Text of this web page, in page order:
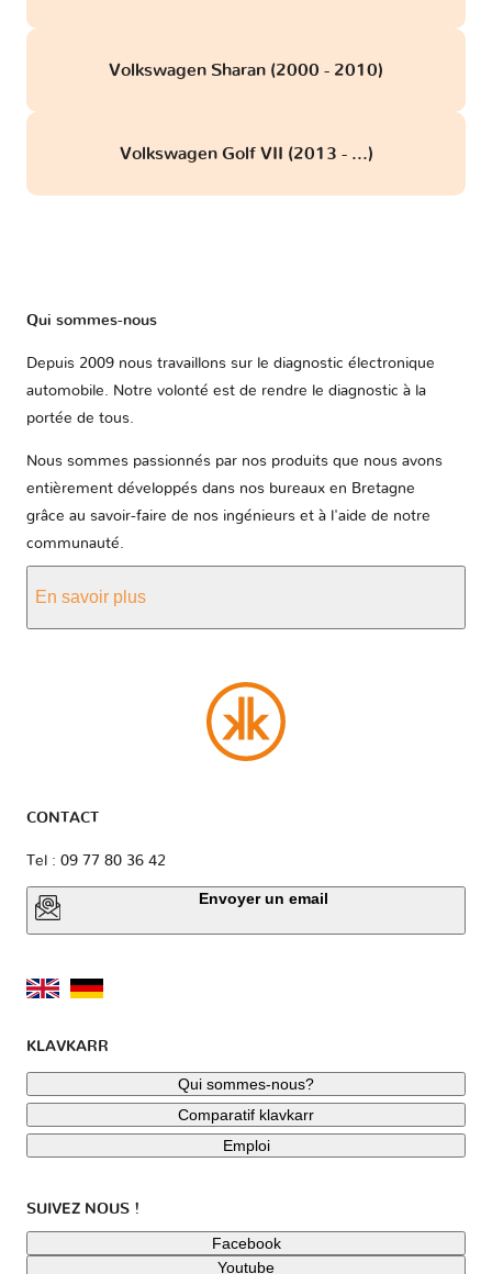
Volkswagen Sharan (2000 - 2010)
Volkswagen Golf VII (2013 - ...)
Qui sommes-nous
Depuis 2009 nous travaillons sur le diagnostic électronique
automobile. Notre volonté est de rendre le diagnostic à la
portée de tous.
Nous sommes passionnés par nos produits que nous avons
entièrement développés dans nos bureaux en Bretagne
grâce au savoir-faire de nos ingénieurs et à l'aide de notre
communauté.
En savoir plus
CONTACT
Tel : 09 77 80 36 42
Envoyer un email
KLAVKARR
Qui sommes-nous?
Comparatif klavkarr
Emploi
SUIVEZ NOUS !
Facebook
Youtube